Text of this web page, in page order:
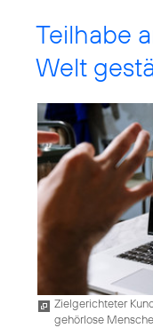
Teilhabe
Welt
Zielgerichteter
gehörlose